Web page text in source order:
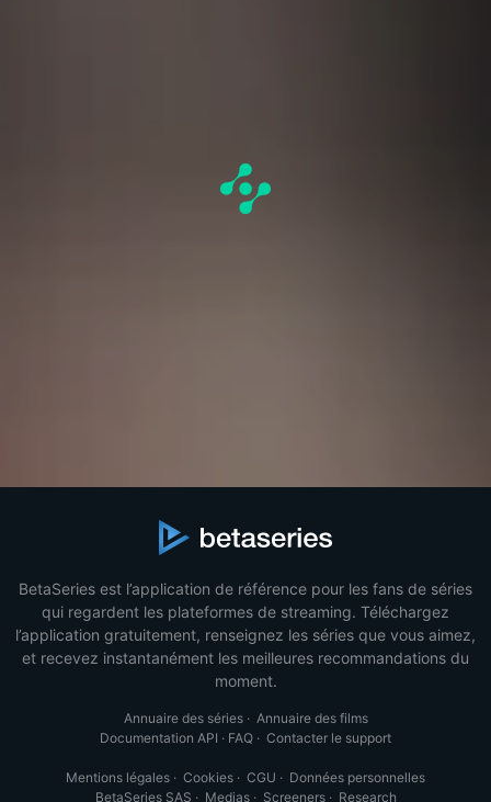
BetaSeries est l’application de référence pour les fans de séries
qui regardent les plateformes de streaming. Téléchargez
l’application gratuitement, renseignez les séries que vous aimez,
et recevez instantanément les meilleures recommandations du
moment.
Annuaire des séries· Annuaire des films
Documentation API · FAQ · Contacter le support
Mentions légales · Cookies · CGU · Données personnelles
BetaSeries SAS · Medias· Screeners· Research